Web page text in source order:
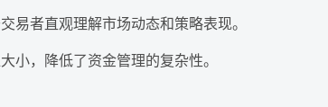
易者直观理解市场动态和策略表现。
小，降低了资金管理的复杂性。